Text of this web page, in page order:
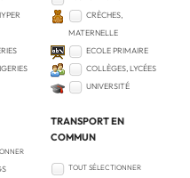
CRÈCHES,
MATERNELLE
ECOLE PRIMAIRE
COLLÈGES, LYCÉES
UNIVERSITÉ
TRANSPORT EN
COMMUN
TOUT SÉLECTIONNER